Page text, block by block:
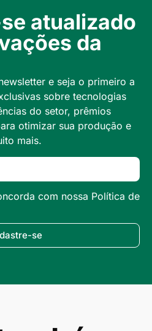
atualizado
da
e seja o primeiro a
sobre tecnologias
do setor, prêmios
otimizar sua produção e
mais.
com nossa Política de
se